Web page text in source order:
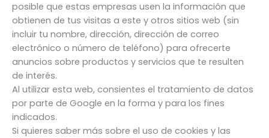
posible que estas empresas usen la información que
obtienen de tus visitas a este y otros sitios web (sin
incluir tu nombre, dirección, dirección de correo
electrónico o número de teléfono) para ofrecerte
anuncios sobre productos y servicios que te resulten
de interés.
Al utilizar esta web, consientes el tratamiento de datos
por parte de Google en la forma y para los fines
indicados.
Si quieres saber más sobre el uso de cookies y las